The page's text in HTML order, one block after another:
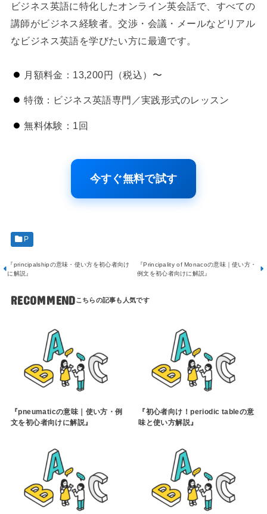
ビジネス英語に特化したオンライン英会話で、すべての
講師がビジネス経験者。交渉・会議・メールなどリアル
なビジネス英語を学びたい方に最適です。
月額料金：13,200円（税込）〜
特徴：ビジネス英語専門／実践形式のレッスン
無料体験：1回
今すぐ無料で試す
P
『principalshipの意味・使い方を初心者向け
に解説』
『Principality of Monacoの意味｜使い方・
例文を初心者向けに解説』
RECOMMEND
『pneumaticの意味｜使い方・例
文を初心者向けに解説』
『初心者向け！periodic tableの意
味と使い方解説』